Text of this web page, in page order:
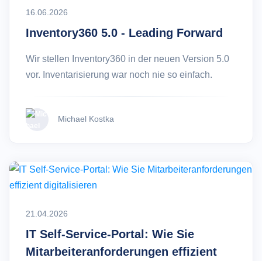
16.06.2026
Inventory360 5.0 - Leading Forward
Wir stellen Inventory360 in der neuen Version 5.0
vor. Inventarisierung war noch nie so einfach.
Michael Kostka
21.04.2026
IT Self-Service-Portal: Wie Sie
Mitarbeiteranforderungen effizient